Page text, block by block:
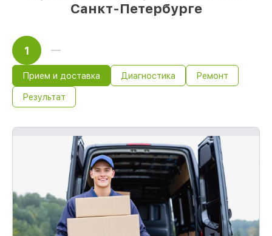
Санкт-Петербурге
1
Прием и доставка Диагностика Ремонт
Результат